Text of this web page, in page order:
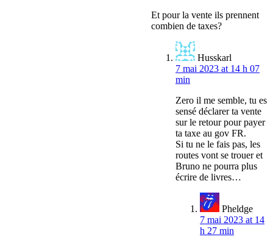
Et pour la vente ils prennent
combien de taxes?
Husskarl
7 mai 2023 at 14 h 07
min
Zero il me semble, tu es
sensé déclarer ta vente
sur le retour pour payer
ta taxe au gov FR.
Si tu ne le fais pas, les
routes vont se trouer et
Bruno ne pourra plus
écrire de livres…
Pheldge
7 mai 2023 at 14
h 27 min